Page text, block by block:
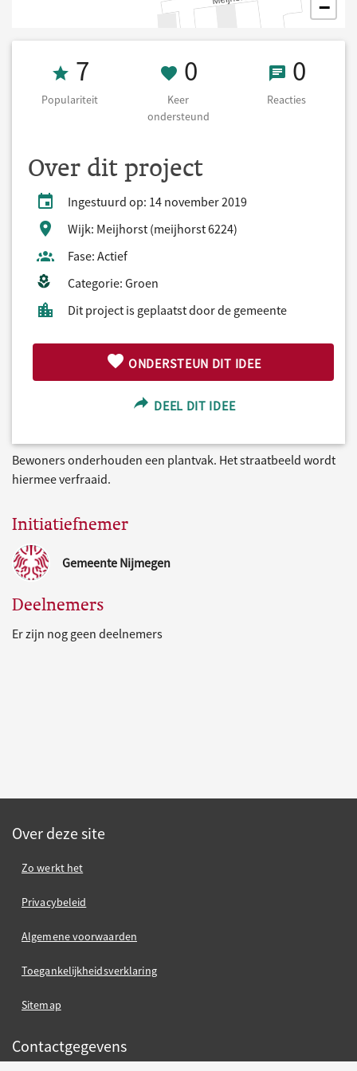
−
Populariteit 7
7
Populariteit
0 Keer
0
Keer
ondersteund
0 0
Reacties
Over dit project
Ingestuurd op: 14 november 2019
Wijk: Meijhorst (meijhorst 6224)
Fase: Actief
Categorie: Groen
Dit project is geplaatst door de gemeente
ONDERSTEUN DIT IDEE
DEEL DIT IDEE
Bewoners onderhouden een plantvak. Het straatbeeld wordt
hiermee verfraaid.
Initiatiefnemer
Gemeente Nijmegen
Deelnemers
Er zijn nog geen deelnemers
Over deze site
Zo werkt het
Privacybeleid
Algemene voorwaarden
Toegankelijkheidsverklaring
Sitemap
Contactgegevens